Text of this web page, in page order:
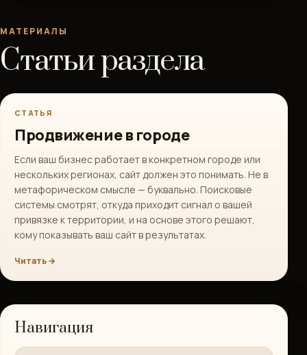
МАТЕРИАЛЫ
Статьи раздела
СТАТЬЯ
Продвижение в городе
Если ваш бизнес работает в конкретном городе или
нескольких регионах, сайт должен это понимать. Не в
метафорическом смысле — буквально. Поисковые
системы смотрят, откуда приходит сигнал о вашей
привязке к территории, и на основе этого решают,
кому показывать ваш сайт в результатах.
Читать →
Навигация